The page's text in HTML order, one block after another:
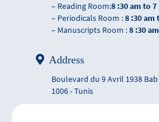
– Reading Room:8 :30 am to
– Periodicals Room :8 :30 am
– Manuscripts Room :8 :30
Address
Boulevard du 9 Avril 1938
1006 - Tunis